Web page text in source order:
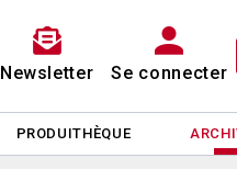
Newsletter Se connecter
PRODUITHÈQUE